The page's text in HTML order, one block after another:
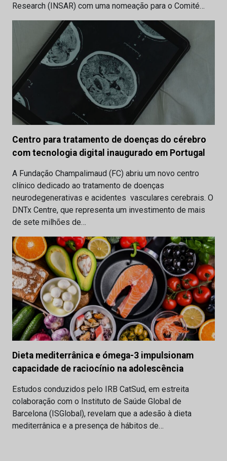
Research (INSAR) com uma nomeação para o Comité…
Centro para tratamento de doenças do cérebro
com tecnologia digital inaugurado em Portugal
A Fundação Champalimaud (FC) abriu um novo centro
clínico dedicado ao tratamento de doenças
neurodegenerativas e acidentes vasculares cerebrais. O
DNTx Centre, que representa um investimento de mais
de sete milhões de…
Dieta mediterrânica e ómega-3 impulsionam
capacidade de raciocínio na adolescência
Estudos conduzidos pelo IRB CatSud, em estreita
colaboração com o Instituto de Saúde Global de
Barcelona (ISGlobal), revelam que a adesão à dieta
mediterrânica e a presença de hábitos de…